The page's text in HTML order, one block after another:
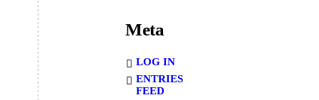
Meta
LOG IN
ENTRIES
FEED